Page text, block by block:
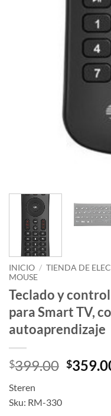
INICIO / TIENDA DE
MOUSE
Teclado y
para Smart TV,
autoaprendizaje
$399.00 $
Steren
Sku: RM-330